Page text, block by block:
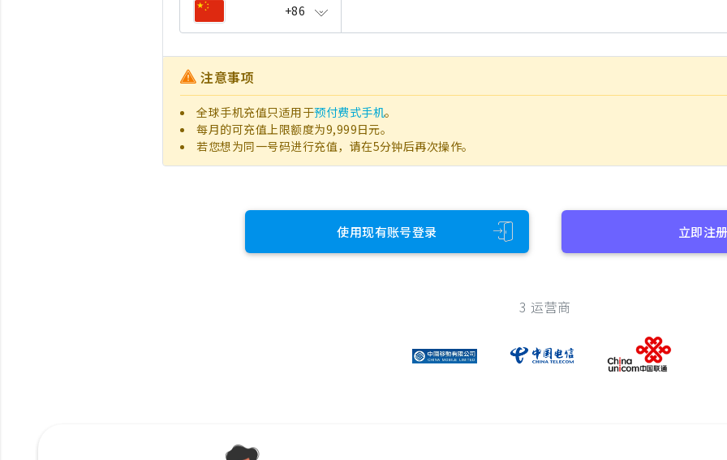
+86
注意事项
全球手机充值只适用于预付费式手机。
每月的可充值上限额度为9,999日元。
若您想为同一号码进行充值，请在5分钟后再次操作。
使用现有账号登录 立即注
3 运营商